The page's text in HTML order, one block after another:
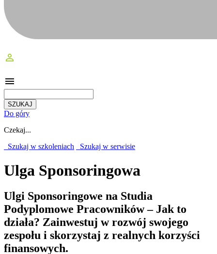
perm_identity
menu
Do góry
Czekaj...
Szukaj w szkoleniach
Szukaj w serwisie
Ulga Sponsoringowa
Ulgi Sponsoringowe na Studia
Podyplomowe Pracowników – Jak to
działa? Zainwestuj w rozwój swojego
zespołu i skorzystaj z realnych korzyści
finansowych.